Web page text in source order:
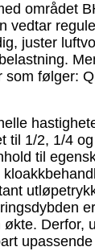
området
vedtar
juster
følger:
til 1/2, 1/4
til
Derfor,